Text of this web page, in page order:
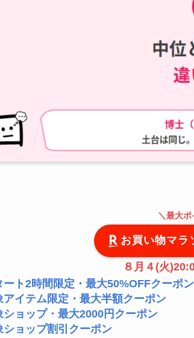
＼ 最大ポ
お買い物マラ
８月４(火
ート2時間限定・最大50%OFFクーポン
アイテム限定・最大半額クーポン
ショップ・最大2000円クーポン
ショップ割引クーポン